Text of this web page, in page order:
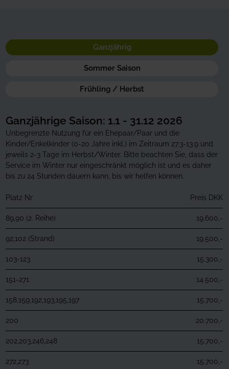
Ganzjährig
Sommer Saison
Frühling / Herbst
Ganzjährige Saison: 1.1 - 31.12 2026
Unbegrenzte Nutzung für ein Ehepaar/Paar und die
Kinder/Enkelkinder (0-20 Jahre inkl.) im Zeitraum 27.3-13.9 und
jeweils 2-3 Tage im Herbst/Winter. Bitte beachten Sie, dass der
Service im Winter nur eingeschränkt möglich ist und es daher
bis zu 24 Stunden dauern kann, bis wir helfen können.
Platz Nr Preis DKK
89,90 (2. Reihe) 19.600,-
92,102 (Strand) 19.500,-
103-123 15.300,-
151-271 14.500,-
158,159,192,193,195,197 15.700,-
200 20.700,-
202,203,246,248 15.700,-
272,273 15.700,-